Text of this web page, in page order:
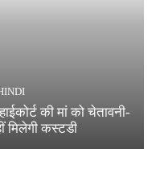
की मां को चेतावनी-
मिलेगी कस्टडी